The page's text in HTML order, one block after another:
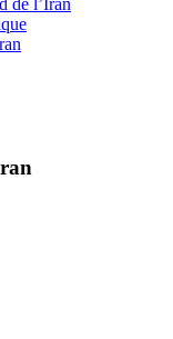
de l’Iran